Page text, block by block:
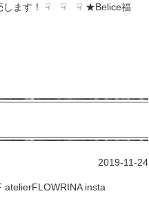
売します！ ☟ ☟ ☟ ★Belice福
2019-11-24
atelierFLOWRINA insta